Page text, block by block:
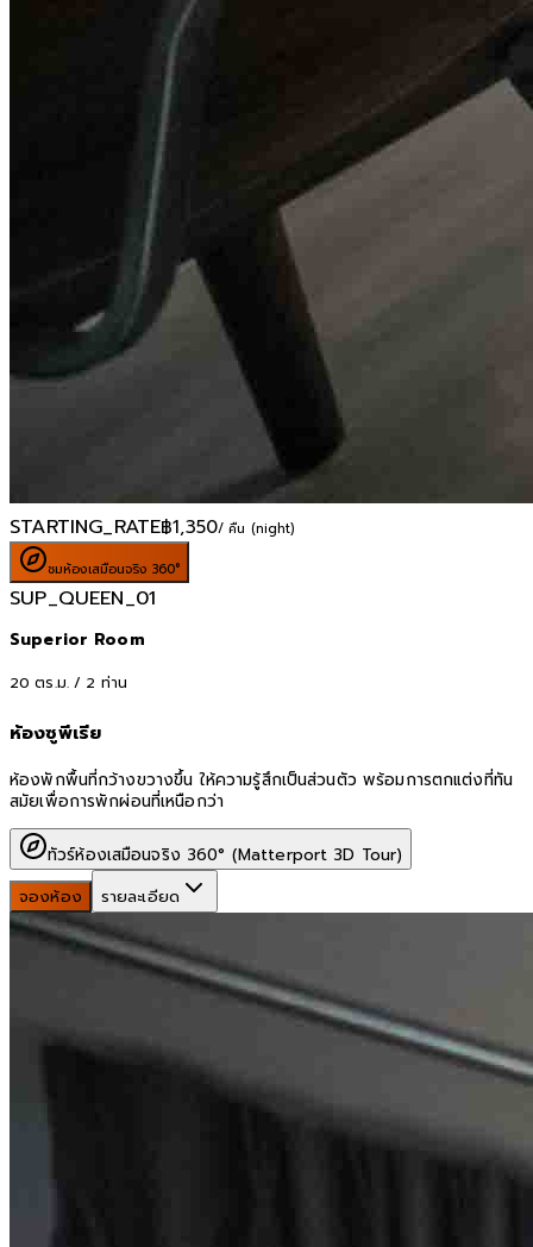
STARTING_RATE฿1,350/ คืน (night)
ชมห้องเสมือนจริง 360°
SUP_QUEEN_01
Superior Room
20 ตร.ม. / 2 ท่าน
ห้องซูพีเรีย
ห้องพักพื้นที่กว้างขวางขึ้น ให้ความรู้สึกเป็นส่วนตัว พร้อมการตกแต่งที่ทัน
สมัยเพื่อการพักผ่อนที่เหนือกว่า
ทัวร์ห้องเสมือนจริง 360° (Matterport 3D Tour)
จองห้อง
รายละเอียด